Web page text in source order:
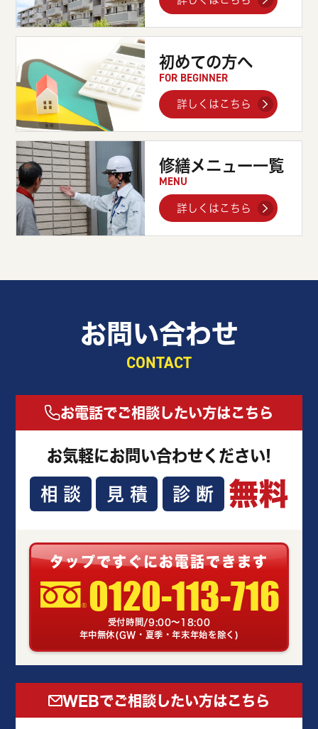
初めての方へ
FOR BEGINNER
詳しくはこちら
修繕メニュー一覧
MENU
詳しくはこちら
お問い合わせ
CONTACT
お電話でご相談したい方はこちら
お気軽にお問い合わせください!
相談 見積 診断 無料
タップですぐにお電話できます
0120-113-716
受付時間/9:00～18:00
年中無休(GW・夏季・年末年始を除く)
WEBでご相談したい方はこちら